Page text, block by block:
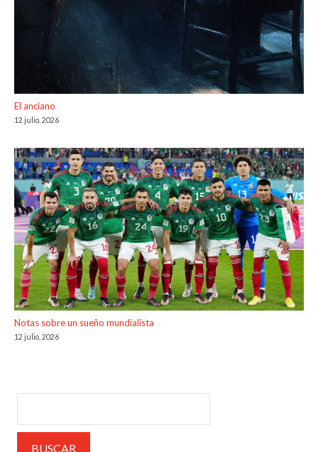
El anciano
12 julio, 2026
Notas sobre un sueño mundialista
12 julio, 2026